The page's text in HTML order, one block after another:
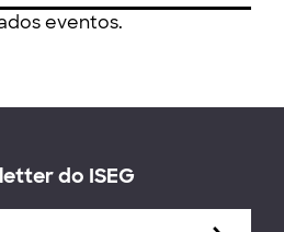
eventos.
do ISEG